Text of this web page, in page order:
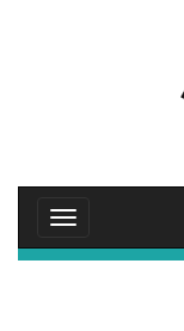
Toggle